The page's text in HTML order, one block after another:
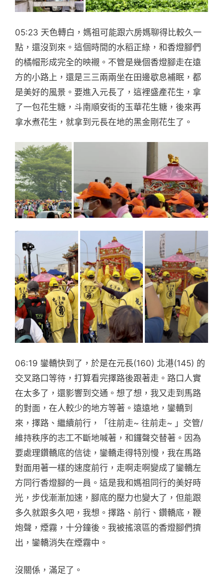
05:23 天色轉白，媽祖可能跟六房媽聊得比較久一
點，還沒到來。這個時間的水稻正綠，和香燈腳們
的橘帽形成完全的映襯。不管是幾個香燈腳走在遠
方的小路上，還是三三兩兩坐在田邊歇息補眠，都
是美好的風景。要進入元長了，這裡盛產花生，拿
了一包花生糖，斗南順安街的玉華花生糖，後來再
拿水煮花生，就拿到元長在地的黑金剛花生了。
06:19 鑾轎快到了，於是在元長(160) 北港(145) 的
交叉路口等待，打算看完擇路後跟著走。路口人實
在太多了，還影響到交通。想了想，我又走到馬路
的對面，在人較少的地方等著。遠遠地，鑾轎到
來，擇路、繼續前行，「往前走~ 往前走~ 」交管/
維持秩序的志工不斷地喊著，和鑼聲交替著。因為
要處理鑽轎底的信徒，鑾轎走得特別慢，我在馬路
對面用著一樣的速度前行，走啊走啊變成了鑾轎左
方同行香燈腳的一員。這是我和媽祖同行的美好時
光，步伐漸漸加速，腳底的壓力也變大了，但能跟
多久就跟多久吧，我想。擇路、前行、鑽轎底，鞭
炮聲，煙霧，十分鐘後。我被搖滾區的香燈腳們擠
出，鑾轎消失在煙霧中。
沒關係，滿足了。